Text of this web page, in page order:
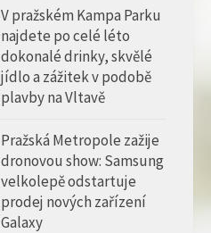
V pražském Kampa Parku
najdete po celé léto
dokonalé drinky, skvělé
jídlo a zážitek v podobě
plavby na Vltavě
Pražská Metropole zažije
dronovou show: Samsung
velkolepě odstartuje
prodej nových zařízení
Galaxy